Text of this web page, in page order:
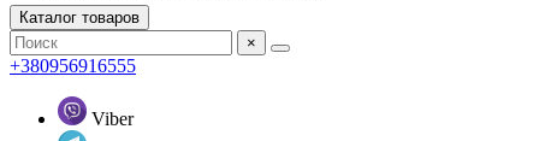
Каталог товаров
×
+380956916555
Viber